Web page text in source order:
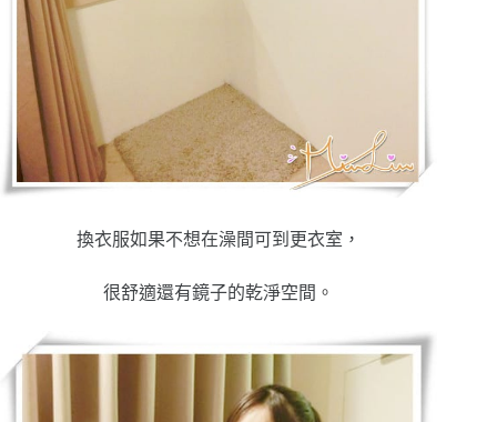
換衣服如果不想在澡間可到更衣室，
很舒適還有鏡子的乾淨空間 。